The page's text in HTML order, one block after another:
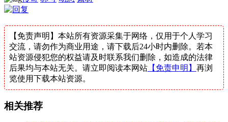
【免责声明】本站所有资源采集于网络，仅用于个人学习
交流，请勿作为商业用途，请下载后24小时内删除。若本
站资源侵犯您的权益请及时联系我们删除，如造成的法律
后果均与本站无关。请立即阅读本网站【免责申明】 再浏
览使用下载本站资源。
相关推荐